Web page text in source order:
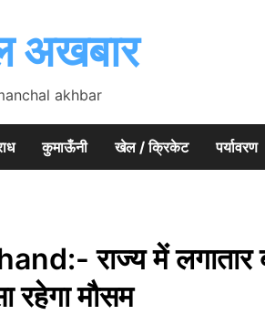
अखबार
akhbar
कुमाऊँनी खेल / क्रिकेट पर्यावरण
राज्य में लगातार
रहेगा मौसम